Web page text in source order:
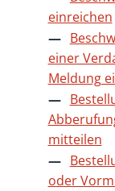
einreichen
einer
Meldung
mitteilen
oder